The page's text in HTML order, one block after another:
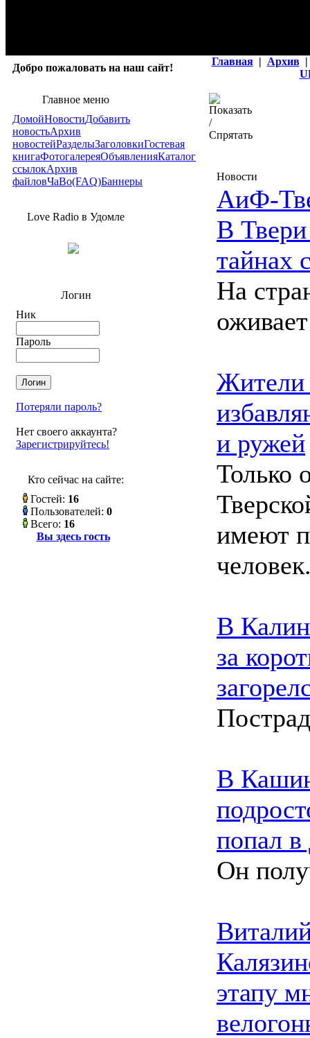
Добро пожаловать на наш сайт!
Главная | Архив |
Главное меню
ДомойНовостиДобавить
новостьАрхив
новостейРазделыЗаголовкиГостевая
книгаФотогалереяОбъявленияКаталог
ссылокАрхив
файловЧаВо(FAQ)Баннеры
Love Radio в Удомле
Логин
Ник
Пароль
Потеряли пароль?
Нет своего аккаунта?
Зарегистрируйтесь!
Кто сейчас на сайте:
Гостей: 16
Пользователей: 0
Всего: 16
Вы здесь гость
Новости
АиФ-
В Твери
тайнах
На
Жители
и ружей
Только
имеют
В
за
В
попал
Он
этапу